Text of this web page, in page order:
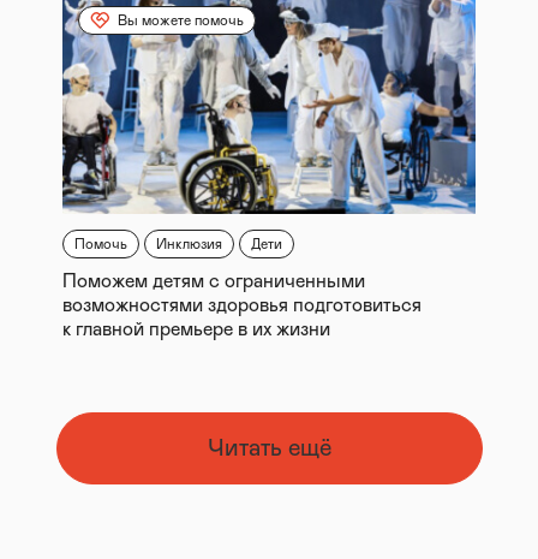
Вы можете помочь
Помочь Инклюзия Дети
Поможем детям с ограниченными
возможностями здоровья подготовиться
к главной премьере в их жизни
Читать ещё